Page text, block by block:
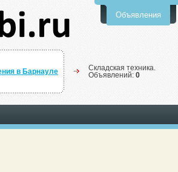
Объявления
в Барнауле
Складская техника.
Объявлений: 0